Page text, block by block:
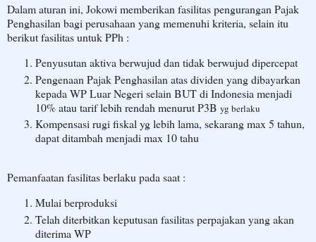
Dalam aturan ini, Jokowi memberikan fasilitas pengurangan Pajak
Penghasilan bagi perusahaan yang memenuhi kriteria, selain itu
berikut fasilitas untuk PPh :
Penyusutan aktiva berwujud dan tidak berwujud dipercepat
Pengenaan Pajak Penghasilan atas dividen yang dibayarkan
kepada WP Luar Negeri selain BUT di Indonesia menjadi
10% atau tarif lebih rendah menurut P3B yg berlaku
Kompensasi rugi fiskal yg lebih lama, sekarang max 5 tahun,
dapat ditambah menjadi max 10 tahu
Pemanfaatan fasilitas berlaku pada saat :
Mulai berproduksi
Telah diterbitkan keputusan fasilitas perpajakan yang akan
diterima WP